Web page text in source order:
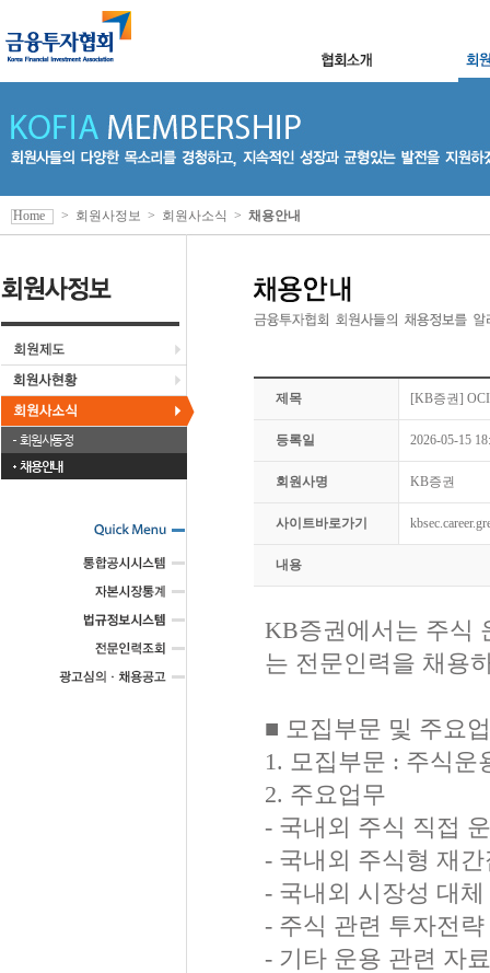
회원사동정
채용안내
Home > 회원사정보 > 회원사소식 > 채용안내
제목 [KB증권]
등록일 2026-05-15
회원사명 KB증권
사이트바로가기
내용
KB증권에서는 주식
는 전문인력을 채용
■ 모집부문 및 주요
1. 모집부문 : 주식운
2. 주요업무
- 국내외 주식 직접
- 국내외 주식형 재
- 국내외 시장성 대
- 주식 관련 투자전
- 기타 운용 관련 자